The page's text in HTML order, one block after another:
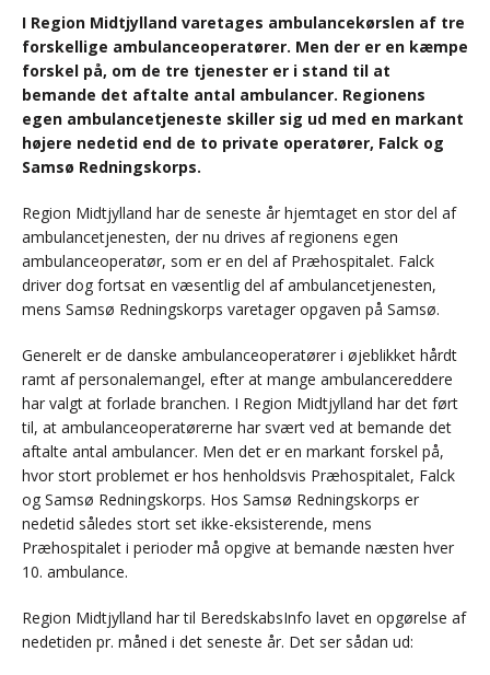
I Region Midtjylland varetages ambulancekørslen af tre
forskellige ambulanceoperatører. Men der er en kæmpe
forskel på, om de tre tjenester er i stand til at
bemande det aftalte antal ambulancer. Regionens
egen ambulancetjeneste skiller sig ud med en markant
højere nedetid end de to private operatører, Falck og
Samsø Redningskorps.
Region Midtjylland har de seneste år hjemtaget en stor del af
ambulancetjenesten, der nu drives af regionens egen
ambulanceoperatør, som er en del af Præhospitalet. Falck
driver dog fortsat en væsentlig del af ambulancetjenesten,
mens Samsø Redningskorps varetager opgaven på Samsø.
Generelt er de danske ambulanceoperatører i øjeblikket hårdt
ramt af personalemangel, efter at mange ambulancereddere
har valgt at forlade branchen. I Region Midtjylland har det ført
til, at ambulanceoperatørerne har svært ved at bemande det
aftalte antal ambulancer. Men det er en markant forskel på,
hvor stort problemet er hos henholdsvis Præhospitalet, Falck
og Samsø Redningskorps. Hos Samsø Redningskorps er
nedetid således stort set ikke-eksisterende, mens
Præhospitalet i perioder må opgive at bemande næsten hver
10. ambulance.
Region Midtjylland har til BeredskabsInfo lavet en opgørelse af
nedetiden pr. måned i det seneste år. Det ser sådan ud: